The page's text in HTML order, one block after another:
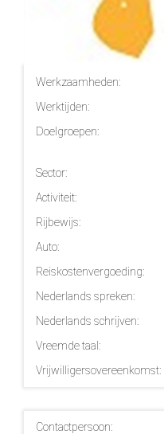
Werkzaamheden:
Werktijden:
Doelgroepen:
Sector:
Activiteit:
Rijbewijs:
Auto:
Reiskostenvergoeding:
Nederlands spreken:
Nederlands schrijven:
Vreemde taal:
Vrijwilligersovereenkomst:
Contactpersoon: